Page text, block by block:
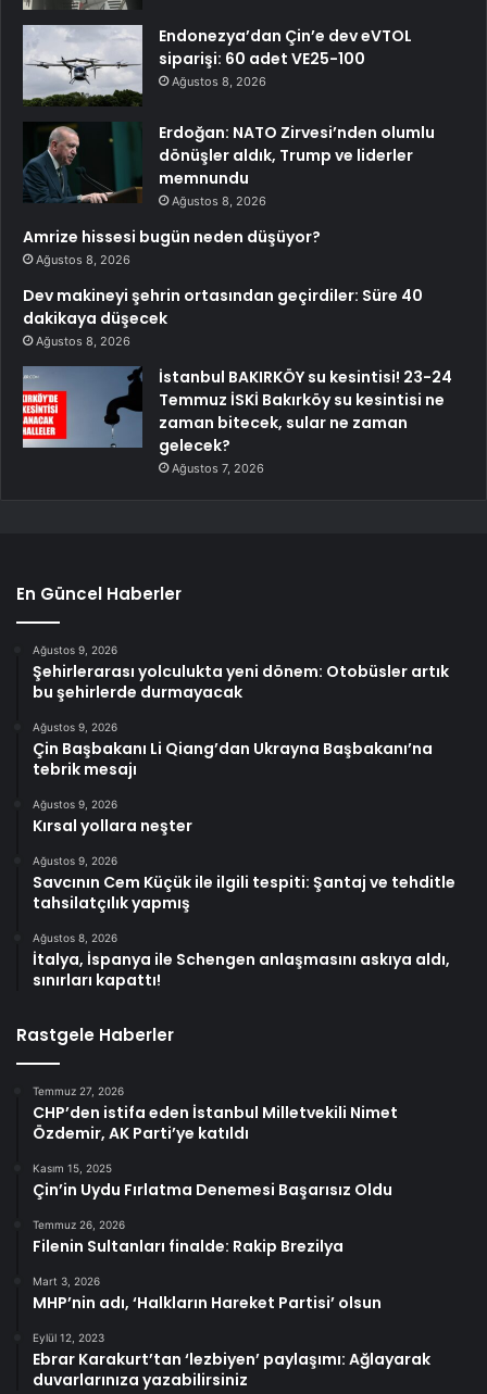
Endonezya’dan Çin’e dev eVTOL
siparişi: 60 adet VE25-100
Ağustos 8, 2026
Erdoğan: NATO Zirvesi’nden olumlu
dönüşler aldık, Trump ve liderler
memnundu
Ağustos 8, 2026
Amrize hissesi bugün neden düşüyor?
Ağustos 8, 2026
Dev makineyi şehrin ortasından geçirdiler: Süre 40
dakikaya düşecek
Ağustos 8, 2026
İstanbul BAKIRKÖY su kesintisi! 23-24
Temmuz İSKİ Bakırköy su kesintisi ne
zaman bitecek, sular ne zaman
gelecek?
Ağustos 7, 2026
En Güncel Haberler
Ağustos 9, 2026
Şehirlerarası yolculukta yeni dönem: Otobüsler artık
bu şehirlerde durmayacak
Ağustos 9, 2026
Çin Başbakanı Li Qiang’dan Ukrayna Başbakanı’na
tebrik mesajı
Ağustos 9, 2026
Kırsal yollara neşter
Ağustos 9, 2026
Savcının Cem Küçük ile ilgili tespiti: Şantaj ve tehditle
tahsilatçılık yapmış
Ağustos 8, 2026
İtalya, İspanya ile Schengen anlaşmasını askıya aldı,
sınırları kapattı!
Rastgele Haberler
Temmuz 27, 2026
CHP’den istifa eden İstanbul Milletvekili Nimet
Özdemir, AK Parti’ye katıldı
Kasım 15, 2025
Çin’in Uydu Fırlatma Denemesi Başarısız Oldu
Temmuz 26, 2026
Filenin Sultanları finalde: Rakip Brezilya
Mart 3, 2026
MHP’nin adı, ‘Halkların Hareket Partisi’ olsun
Eylül 12, 2023
Ebrar Karakurt’tan ‘lezbiyen’ paylaşımı: Ağlayarak
duvarlarınıza yazabilirsiniz